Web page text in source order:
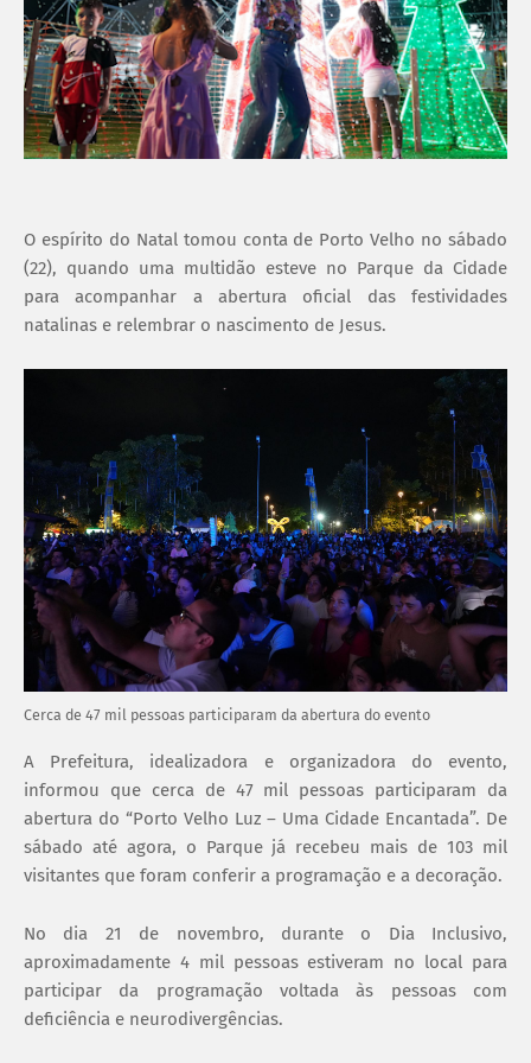
O espírito do Natal tomou conta de Porto Velho no sábado
(22), quando uma multidão esteve no Parque da Cidade
para acompanhar a abertura oficial das festividades
natalinas e relembrar o nascimento de Jesus.
Cerca de 47 mil pessoas participaram da abertura do evento
A Prefeitura, idealizadora e organizadora do evento,
informou que cerca de 47 mil pessoas participaram da
abertura do “Porto Velho Luz – Uma Cidade Encantada”. De
sábado até agora, o Parque já recebeu mais de 103 mil
visitantes que foram conferir a programação e a decoração.
No dia 21 de novembro, durante o Dia Inclusivo,
aproximadamente 4 mil pessoas estiveram no local para
participar da programação voltada às pessoas com
deficiência e neurodivergências.